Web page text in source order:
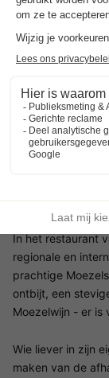
Landal Mont
klimrekken,
weer niet
populair, waar
deelnemen aan
een dierenweide
geiten en andere
Restaurant
In het restaurant
regionale en
prachtige
ontbijt, een
Moezelwijn - er is
Wie liever in zijn
maken van de